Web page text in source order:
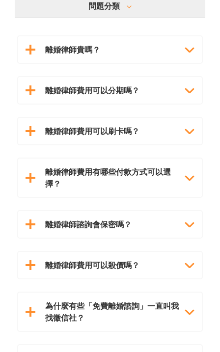
問題分類
離婚律師貴嗎？
離婚律師費用可以分期嗎？
離婚律師費用可以刷卡嗎？
離婚律師費用有哪些付款方式可以選
擇？
離婚律師諮詢會保密嗎？
離婚律師費用可以殺價嗎？
為什麼有些「免費離婚諮詢」一直叫我
找徵信社？